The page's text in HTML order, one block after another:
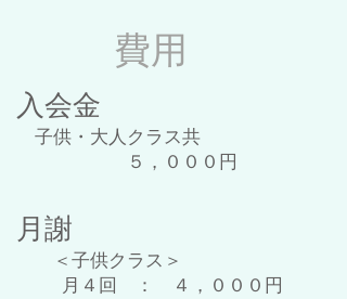
費用
入会金
子供・大人クラス共
５，０００円
月謝
＜子供クラス＞
月４回 ： ４，０００円